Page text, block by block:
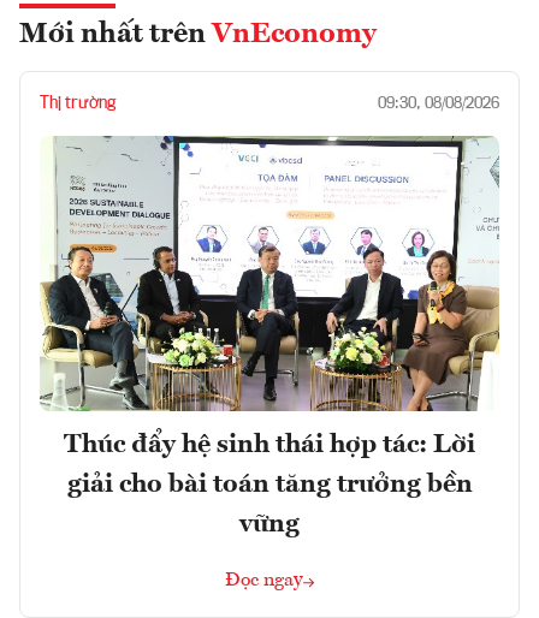
Mới nhất trên VnEconomy
Thị trường 09:30, 08/08/2026
Thúc đẩy hệ sinh thái hợp tác: Lời
giải cho bài toán tăng trưởng bền
vững
Đọc ngay